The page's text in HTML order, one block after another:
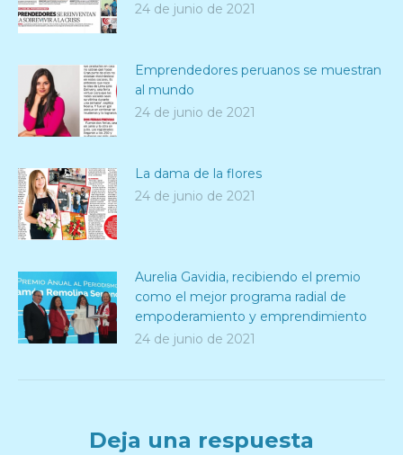
24 de junio de 2021
Emprendedores peruanos se muestran
al mundo
24 de junio de 2021
La dama de la flores
24 de junio de 2021
Aurelia Gavidia, recibiendo el premio
como el mejor programa radial de
empoderamiento y emprendimiento
24 de junio de 2021
Deja una respuesta